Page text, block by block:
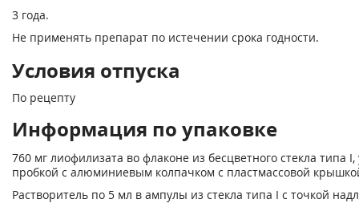
3 года.
Не применять препарат по истечении срока годности.
Условия отпуска
По рецепту
Информация по упаковке
760 мг лиофилизата во флаконе из бесцветного стекла типа
пробкой с алюминиевым колпачком с пластмассовой
Растворитель по 5 мл в ампулы из стекла типа I с точкой